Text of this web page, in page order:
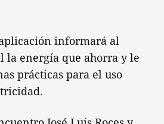
informará al
la energía que ahorra y le
prácticas para el uso